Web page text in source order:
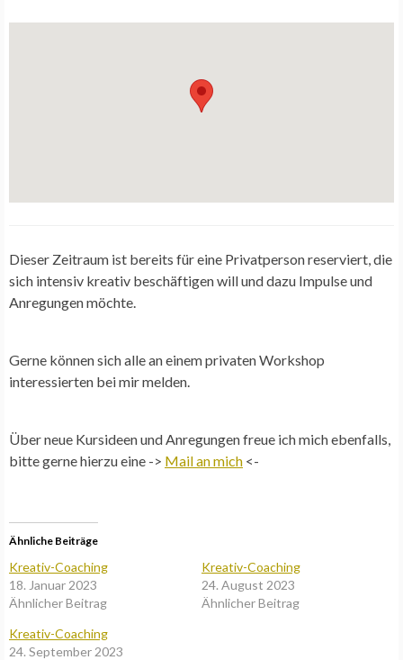
Dieser Zeitraum ist bereits für eine Privatperson reserviert, die
sich intensiv kreativ beschäftigen will und dazu Impulse und
Anregungen möchte.
Gerne können sich alle an einem privaten Workshop
interessierten bei mir melden.
Über neue Kursideen und Anregungen freue ich mich ebenfalls,
bitte gerne hierzu eine -> Mail an mich <-
Ähnliche Beiträge
Kreativ-Coaching
18. Januar 2023
Ähnlicher Beitrag
Kreativ-Coaching
24. August 2023
Ähnlicher Beitrag
Kreativ-Coaching
24. September 2023